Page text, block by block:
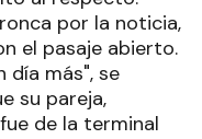
por la noticia,
el pasaje abierto.
día más", se
su pareja,
de la terminal